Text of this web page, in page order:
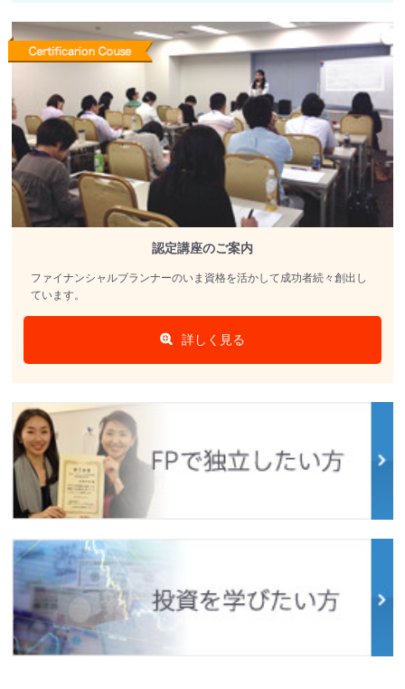
認定講座のご案内
ファイナンシャルブランナーのいま資格を活かして成功者続々創出し
ています。
詳しく見る